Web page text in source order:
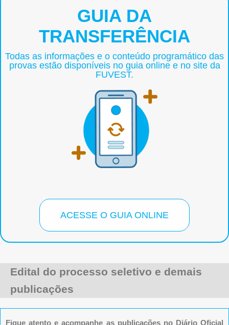
GUIA DA
TRANSFERÊNCIA
Todas as informações e o conteúdo programático das
provas estão disponíveis no guia online e no site da
FUVEST.
ACESSE O GUIA ONLINE
Edital do processo seletivo e demais
publicações
Fique atento e acompanhe as publicações no Diário Oficial